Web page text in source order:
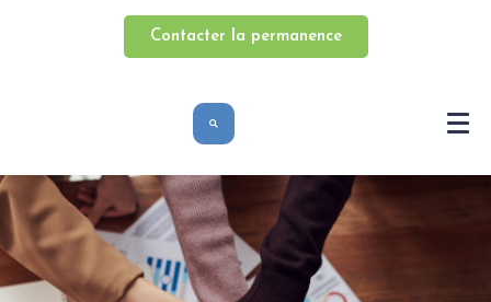
Contacter la permanence